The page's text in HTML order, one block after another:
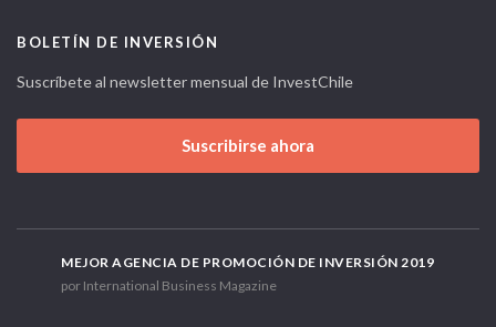
BOLETÍN DE INVERSIÓN
Suscríbete al newsletter mensual de InvestChile
Suscribirse ahora
MEJOR AGENCIA DE PROMOCIÓN DE INVERSIÓN 2019
por International Business Magazine